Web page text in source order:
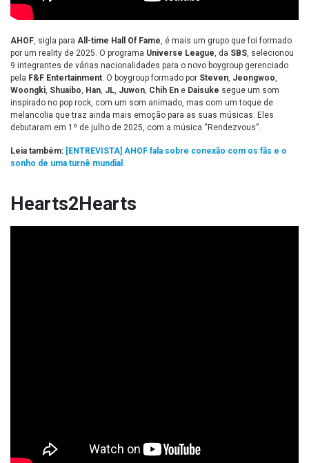
AHOF, sigla para All-time Hall Of Fame, é mais um grupo que foi formado
por um reality de 2025. O programa Universe League, da SBS, selecionou
9 integrantes de várias nacionalidades para o novo boygroup gerenciado
pela F&F Entertainment. O boygroup formado por Steven, Jeongwoo,
Woongki, Shuaibo, Han, JL, Juwon, Chih En e Daisuke segue um som
inspirado no pop rock, com um som animado, mas com um toque de
melancolia que traz ainda mais emoção para as suas músicas. Eles
debutaram em 1º de julho de 2025, com a música “Rendezvous”.
Leia também: [ENTREVISTA] AHOF fala sobre conexão com os fãs e o
sonho de uma turnê mundial
Hearts2Hearts